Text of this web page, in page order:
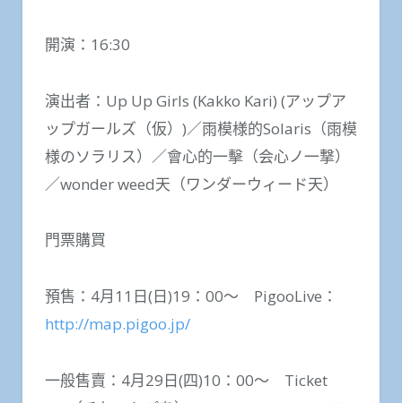
開演：16:30
演出者：Up Up Girls (Kakko Kari) (アップア
ップガールズ（仮）)／雨模様的Solaris（雨模
様のソラリス）／會心的一擊（会心ノ一撃）
／wonder weed天（ワンダーウィード天）
門票購買
預售：4月11日(日)19：00～ PigooLive：
http://map.pigoo.jp/
一般售賣：4月29日(四)10：00～ Ticket